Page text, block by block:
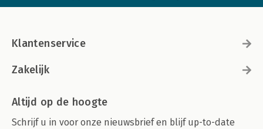
Klantenservice
Zakelijk
Altijd op de hoogte
Schrijf u in voor onze nieuwsbrief en blijf up-to-date